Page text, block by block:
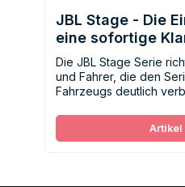
JBL Stage - Die
eine sofortige
Die JBL Stage Serie
und Fahrer, die den
Fahrzeugs deutlich
Artikel